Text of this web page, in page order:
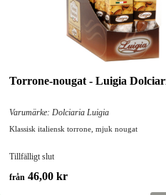
Torrone-nougat - Luigia
Varumärke: Dolciaria Luigia
Klassisk italiensk torrone, mjuk nougat
Tillfälligt slut
från 46,00 kr